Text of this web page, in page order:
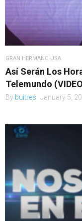
GRAN HERMANO USA
Así Serán Los
Telemundo
By buitres January 5,